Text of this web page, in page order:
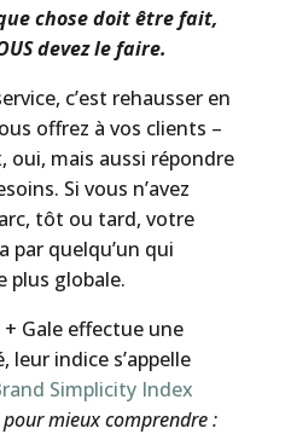
chose doit être fait,
devez le faire.
c’est rehausser en
offrez à vos clients –
oui, mais aussi répondre
Si vous n’avez
tôt ou tard, votre
par quelqu’un qui
plus globale.
+ Gale effectue une
indice s’appelle
Simplicity Index
mieux comprendre :